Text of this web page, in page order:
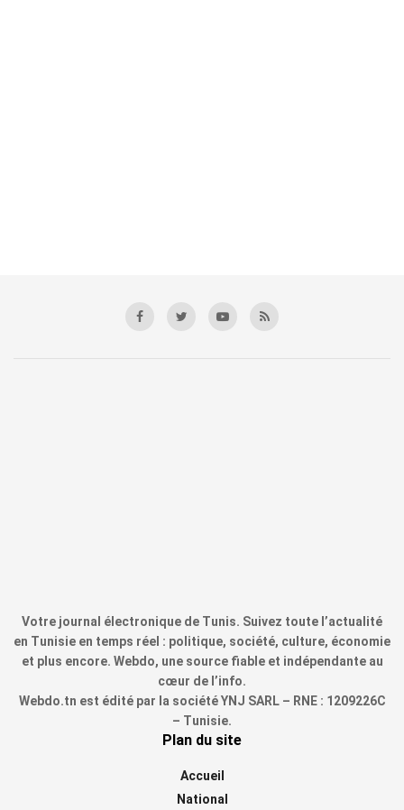
Votre journal électronique de Tunis. Suivez toute l’actualité
en Tunisie en temps réel : politique, société, culture, économie
et plus encore. Webdo, une source fiable et indépendante au
cœur de l’info.
Webdo.tn est édité par la société YNJ SARL – RNE : 1209226C
– Tunisie.
Plan du site
Accueil
National